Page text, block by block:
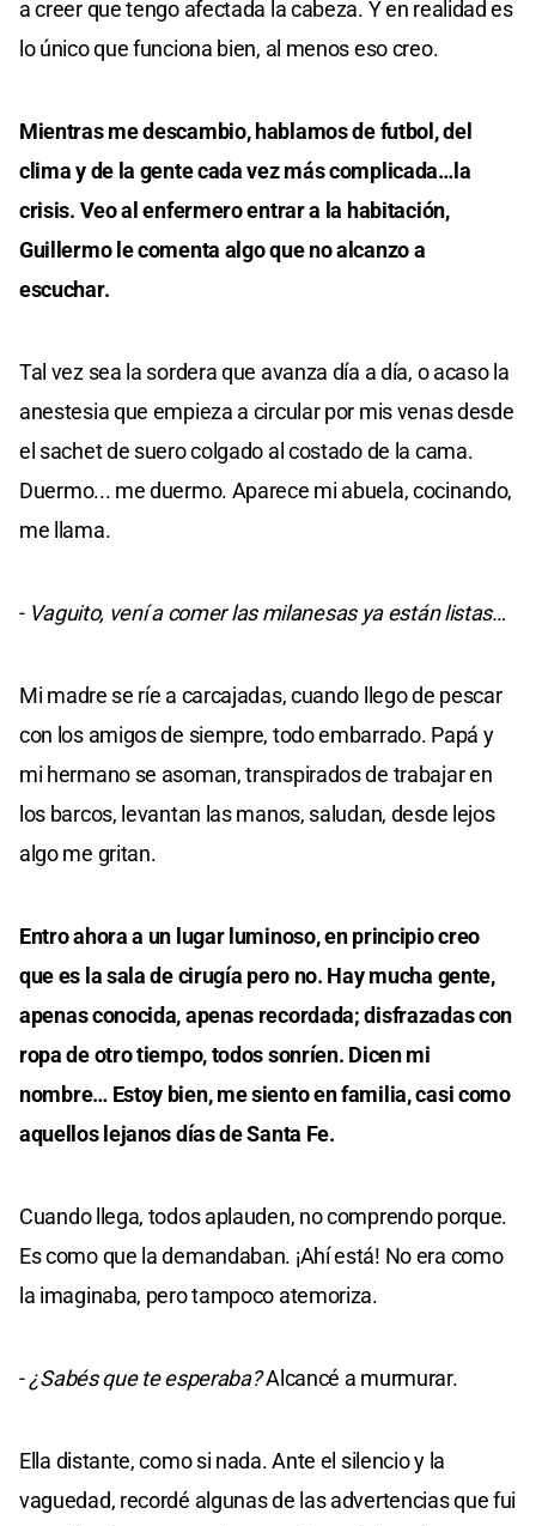
a creer que tengo afectada la cabeza. Y en realidad es
lo único que funciona bien, al menos eso creo.
Mientras me descambio, hablamos de futbol, del
clima y de la gente cada vez más complicada…la
crisis. Veo al enfermero entrar a la habitación,
Guillermo le comenta algo que no alcanzo a
escuchar.
Tal vez sea la sordera que avanza día a día, o acaso la
anestesia que empieza a circular por mis venas desde
el sachet de suero colgado al costado de la cama.
Duermo... me duermo. Aparece mi abuela, cocinando,
me llama.
- Vaguito, vení a comer las milanesas ya están listas…
Mi madre se ríe a carcajadas, cuando llego de pescar
con los amigos de siempre, todo embarrado. Papá y
mi hermano se asoman, transpirados de trabajar en
los barcos, levantan las manos, saludan, desde lejos
algo me gritan.
Entro ahora a un lugar luminoso, en principio creo
que es la sala de cirugía pero no. Hay mucha gente,
apenas conocida, apenas recordada; disfrazadas con
ropa de otro tiempo, todos sonríen. Dicen mi
nombre… Estoy bien, me siento en familia, casi como
aquellos lejanos días de Santa Fe.
Cuando llega, todos aplauden, no comprendo porque.
Es como que la demandaban. ¡Ahí está! No era como
la imaginaba, pero tampoco atemoriza.
-¿Sabés que te esperaba?Alcancé a murmurar.
Ella distante, como si nada. Ante el silencio y la
vaguedad, recordé algunas de las advertencias que fui